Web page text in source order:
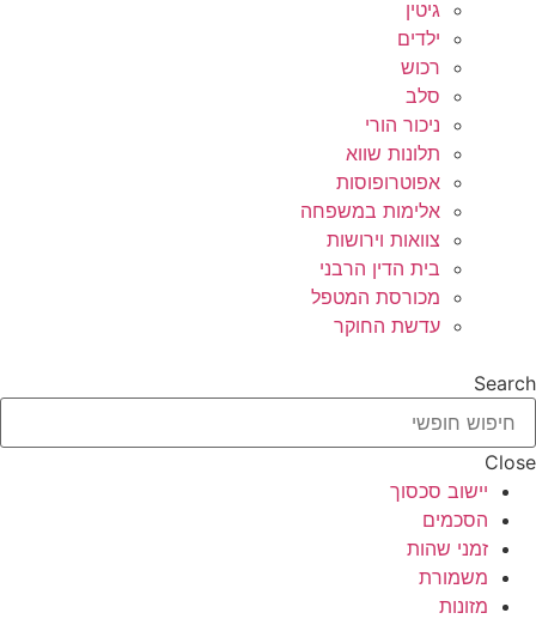
גיטין
ילדים
רכוש
סלב
ניכור הורי
תלונות שווא
אפוטרופוסות
אלימות במשפחה
צוואות וירושות
בית הדין הרבני
מכורסת המטפל
עדשת החוקר
Search
Close
יישוב סכסוך
הסכמים
זמני שהות
משמורת
מזונות